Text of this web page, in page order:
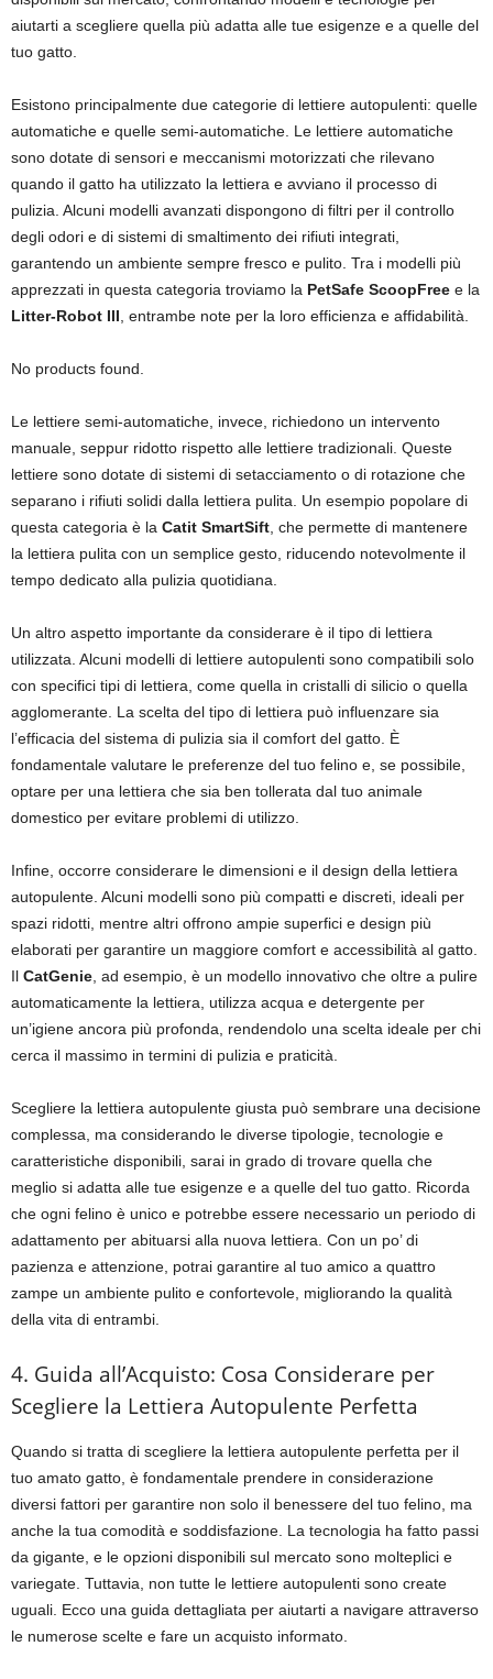
aiutarti a scegliere quella più adatta alle tue esigenze e a quelle del
tuo gatto.
Esistono principalmente due categorie di lettiere autopulenti: quelle
automatiche e quelle semi-automatiche. Le lettiere automatiche
sono dotate di sensori e meccanismi motorizzati che rilevano
quando il gatto ha utilizzato la lettiera e avviano il processo di
pulizia. Alcuni modelli avanzati dispongono di filtri per il controllo
degli odori e di sistemi di smaltimento dei rifiuti integrati,
garantendo un ambiente sempre fresco e pulito. Tra i modelli più
apprezzati in questa categoria troviamo la PetSafe ScoopFree e la
Litter-Robot III , entrambe note per la loro efficienza e affidabilità.
No products found.
Le lettiere semi-automatiche, invece, richiedono un intervento
manuale, seppur ridotto rispetto alle lettiere tradizionali. Queste
lettiere sono dotate di sistemi di setacciamento o di rotazione che
separano i rifiuti solidi dalla lettiera pulita. Un esempio popolare di
questa categoria è la Catit SmartSift , che permette di mantenere
la lettiera pulita con un semplice gesto, riducendo notevolmente il
tempo dedicato alla pulizia quotidiana.
Un altro aspetto importante da considerare è il tipo di lettiera
utilizzata. Alcuni modelli di lettiere autopulenti sono compatibili solo
con specifici tipi di lettiera, come quella in cristalli di silicio o quella
agglomerante. La scelta del tipo di lettiera può influenzare sia
l’efficacia del sistema di pulizia sia il comfort del gatto. È
fondamentale valutare le preferenze del tuo felino e, se possibile,
optare per una lettiera che sia ben tollerata dal tuo animale
domestico per evitare problemi di utilizzo.
Infine, occorre considerare le dimensioni e il design della lettiera
autopulente. Alcuni modelli sono più compatti e discreti, ideali per
spazi ridotti, mentre altri offrono ampie superfici e design più
elaborati per garantire un maggiore comfort e accessibilità al gatto.
Il CatGenie , ad esempio, è un modello innovativo che oltre a pulire
automaticamente la lettiera, utilizza acqua e detergente per
un’igiene ancora più profonda, rendendolo una scelta ideale per chi
cerca il massimo in termini di pulizia e praticità.
Scegliere la lettiera autopulente giusta può sembrare una decisione
complessa, ma considerando le diverse tipologie, tecnologie e
caratteristiche disponibili, sarai in grado di trovare quella che
meglio si adatta alle tue esigenze e a quelle del tuo gatto. Ricorda
che ogni felino è unico e potrebbe essere necessario un periodo di
adattamento per abituarsi alla nuova lettiera. Con un po’ di
pazienza e attenzione, potrai garantire al tuo amico a quattro
zampe un ambiente pulito e confortevole, migliorando la qualità
della vita di entrambi.
4. Guida all’Acquisto: Cosa Considerare per
Scegliere la Lettiera Autopulente Perfetta
Quando si tratta di scegliere la lettiera autopulente perfetta per il
tuo amato gatto, è fondamentale prendere in considerazione
diversi fattori per garantire non solo il benessere del tuo felino, ma
anche la tua comodità e soddisfazione. La tecnologia ha fatto passi
da gigante, e le opzioni disponibili sul mercato sono molteplici e
variegate. Tuttavia, non tutte le lettiere autopulenti sono create
uguali. Ecco una guida dettagliata per aiutarti a navigare attraverso
le numerose scelte e fare un acquisto informato.